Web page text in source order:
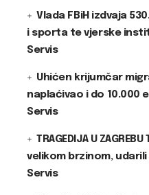
Vlada FBiH izdvaja
i sporta te vjerske
Servis
Uhićen krijumčar
naplaćivao i do 10.000
Servis
TRAGEDIJA U
velikom brzinom,
Servis